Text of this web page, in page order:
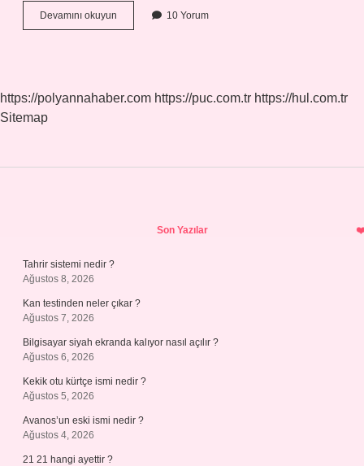
Devamını okuyun Kösemin
Hangi
10 Yorum
https://polyannahaber.com https://puc.com.tr https://hul.com.tr
Sitemap
Son Yazılar
Tahrir sistemi nedir ?
Ağustos 8, 2026
Kan testinden neler çıkar ?
Ağustos 7, 2026
Bilgisayar siyah ekranda kalıyor nasıl açılır ?
Ağustos 6, 2026
Kekik otu kürtçe ismi nedir ?
Ağustos 5, 2026
Avanos’un eski ismi nedir ?
Ağustos 4, 2026
21 21 hangi ayettir ?